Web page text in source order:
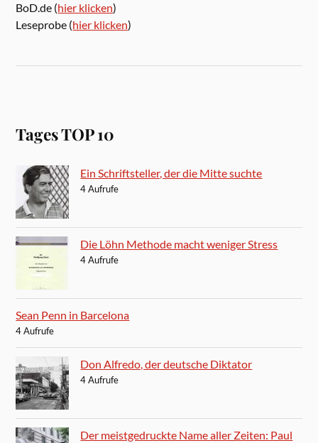
BoD.de (hier klicken)
Leseprobe (hier klicken)
Tages TOP 10
Ein Schriftsteller, der die Mitte suchte
4 Aufrufe
Die Löhn Methode macht weniger Stress
4 Aufrufe
Sean Penn in Barcelona
4 Aufrufe
Don Alfredo, der deutsche Diktator
4 Aufrufe
Der meistgedruckte Name aller Zeiten: Paul